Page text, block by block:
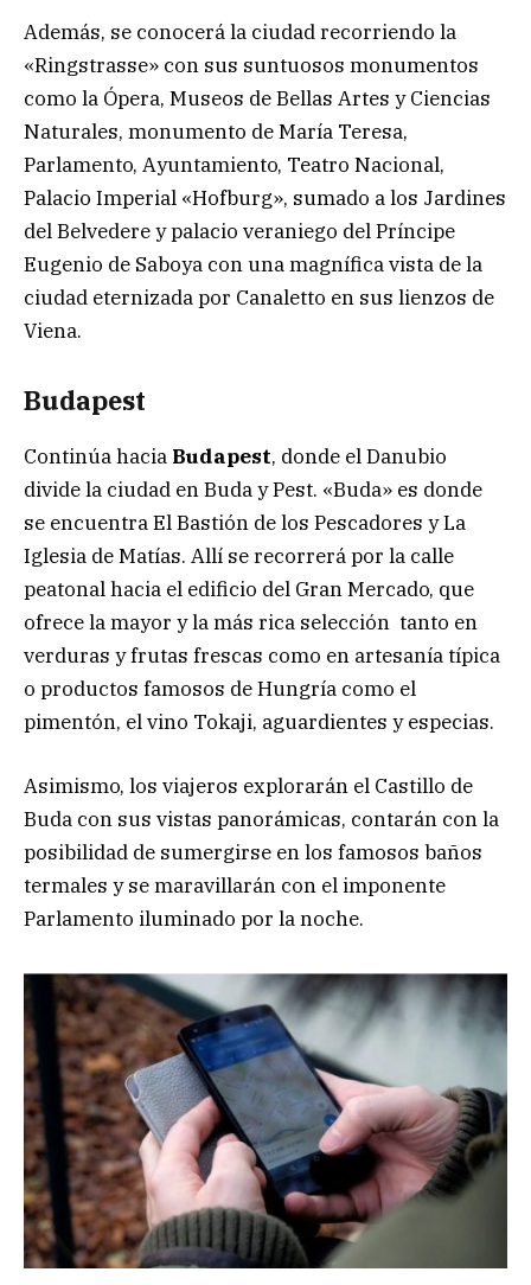
Además, se conocerá la ciudad recorriendo la
«Ringstrasse» con sus suntuosos monumentos
como la Ópera, Museos de Bellas Artes y Ciencias
Naturales, monumento de María Teresa,
Parlamento, Ayuntamiento, Teatro Nacional,
Palacio Imperial «Hofburg», sumado a los Jardines
del Belvedere y palacio veraniego del Príncipe
Eugenio de Saboya con una magnífica vista de la
ciudad eternizada por Canaletto en sus lienzos de
Viena.
Budapest
Continúa hacia Budapest, donde el Danubio
divide la ciudad en Buda y Pest. «Buda» es donde
se encuentra El Bastión de los Pescadores y La
Iglesia de Matías. Allí se recorrerá por la calle
peatonal hacia el edificio del Gran Mercado, que
ofrece la mayor y la más rica selección tanto en
verduras y frutas frescas como en artesanía típica
o productos famosos de Hungría como el
pimentón, el vino Tokaji, aguardientes y especias.
Asimismo, los viajeros explorarán el Castillo de
Buda con sus vistas panorámicas, contarán con la
posibilidad de sumergirse en los famosos baños
termales y se maravillarán con el imponente
Parlamento iluminado por la noche.